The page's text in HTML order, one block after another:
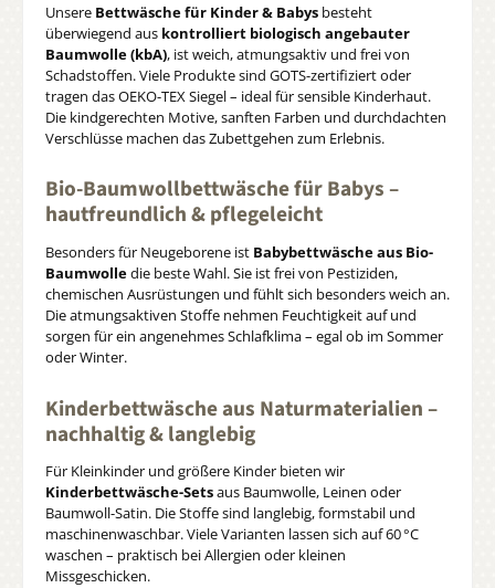
Unsere Bettwäsche für Kinder & Babys besteht
überwiegend aus kontrolliert biologisch angebauter
Baumwolle (kbA), ist weich, atmungsaktiv und frei von
Schadstoffen. Viele Produkte sind GOTS-zertifiziert oder
tragen das OEKO-TEX Siegel – ideal für sensible Kinderhaut.
Die kindgerechten Motive, sanften Farben und durchdachten
Verschlüsse machen das Zubettgehen zum Erlebnis.
Bio-Baumwollbettwäsche für Babys –
hautfreundlich & pflegeleicht
Besonders für Neugeborene ist Babybettwäsche aus Bio-
Baumwolledie beste Wahl. Sie ist frei von Pestiziden,
chemischen Ausrüstungen und fühlt sich besonders weich an.
Die atmungsaktiven Stoffe nehmen Feuchtigkeit auf und
sorgen für ein angenehmes Schlafklima – egal ob im Sommer
oder Winter.
Kinderbettwäsche aus Naturmaterialien –
nachhaltig & langlebig
Für Kleinkinder und größere Kinder bieten wir
Kinderbettwäsche-Setsaus Baumwolle, Leinen oder
Baumwoll-Satin. Die Stoffe sind langlebig, formstabil und
maschinenwaschbar. Viele Varianten lassen sich auf 60 °C
waschen – praktisch bei Allergien oder kleinen
Missgeschicken.